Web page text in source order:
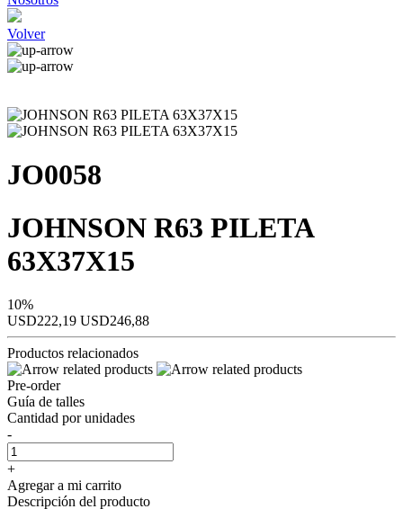
Volver
JO0058
JOHNSON R63 PILETA
63X37X15
10%
USD222,19 USD246,88
Productos relacionados
Pre-order
Guía de talles
Cantidad por unidades
-
+
Agregar a mi carrito
Descripción del producto